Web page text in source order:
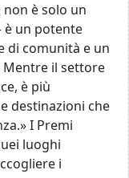
è solo un
un potente
di comunità e un
il settore
è più
destinazioni che
I Premi
luoghi
i